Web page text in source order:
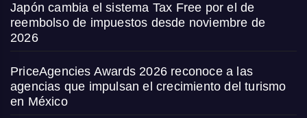
Japón cambia el sistema Tax Free por el de
reembolso de impuestos desde noviembre de
2026
PriceAgencies Awards 2026 reconoce a las
agencias que impulsan el crecimiento del turismo
en México